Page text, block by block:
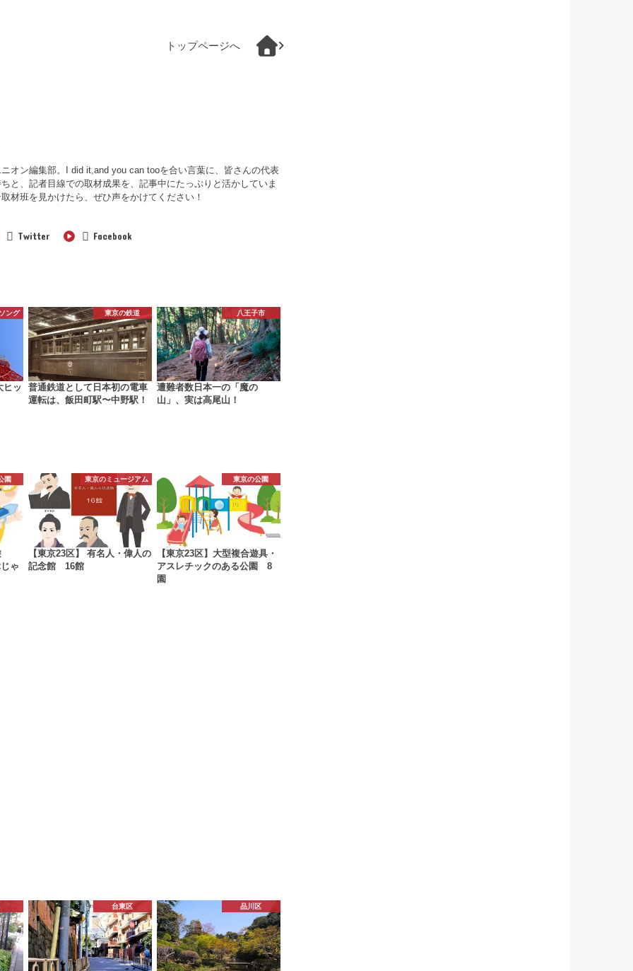
トップページへ
オン編集部。I did it,and you can tooを合い言葉に、皆さんの代表
と、記者目線での取材成果を、記事中にたっぷりと活かしていま
材班を見かけたら、ぜひ声をかけてください！
Twitter Facebook
ング
ッ
東京の鉄道
普通鉄道として日本初の電車
運転は、飯田町駅〜中野駅！
八王子市
遭難者数日本一の「魔の
山」、実は高尾山！
園
ゃ
東京のミュージアム
【東京23区】 有名人・偉人の
記念館 16館
東京の公園
【東京23区】大型複合遊具・
アスレチックのある公園 8
園
台東区 品川区